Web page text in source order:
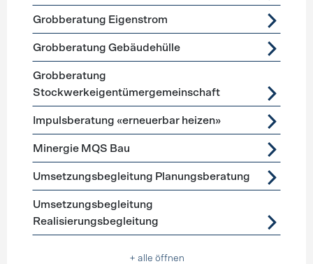
Grobberatung Eigenstrom
Grobberatung Gebäudehülle
Grobberatung
Stockwerkeigentümergemeinschaft
Impulsberatung «erneuerbar heizen»
Minergie MQS Bau
Umsetzungsbegleitung Planungsberatung
Umsetzungsbegleitung
Realisierungsbegleitung
+ alle öffnen